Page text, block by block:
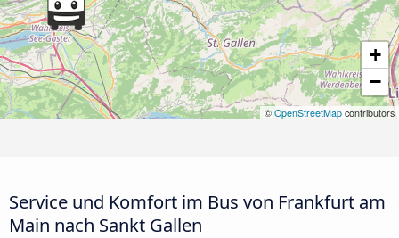
+
−
© OpenStreetMap contributors
Service und Komfort im Bus von Frankfurt am
Main nach Sankt Gallen